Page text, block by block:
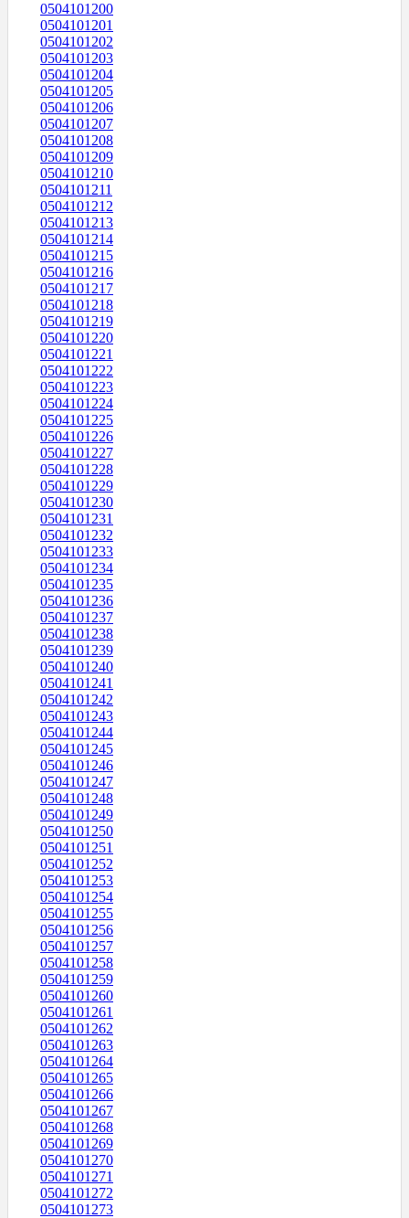
0504101200
0504101201
0504101202
0504101203
0504101204
0504101205
0504101206
0504101207
0504101208
0504101209
0504101210
0504101211
0504101212
0504101213
0504101214
0504101215
0504101216
0504101217
0504101218
0504101219
0504101220
0504101221
0504101222
0504101223
0504101224
0504101225
0504101226
0504101227
0504101228
0504101229
0504101230
0504101231
0504101232
0504101233
0504101234
0504101235
0504101236
0504101237
0504101238
0504101239
0504101240
0504101241
0504101242
0504101243
0504101244
0504101245
0504101246
0504101247
0504101248
0504101249
0504101250
0504101251
0504101252
0504101253
0504101254
0504101255
0504101256
0504101257
0504101258
0504101259
0504101260
0504101261
0504101262
0504101263
0504101264
0504101265
0504101266
0504101267
0504101268
0504101269
0504101270
0504101271
0504101272
0504101273